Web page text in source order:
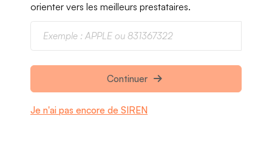
orienter vers les meilleurs prestataires.
Continuer
Je n'ai pas encore de SIREN